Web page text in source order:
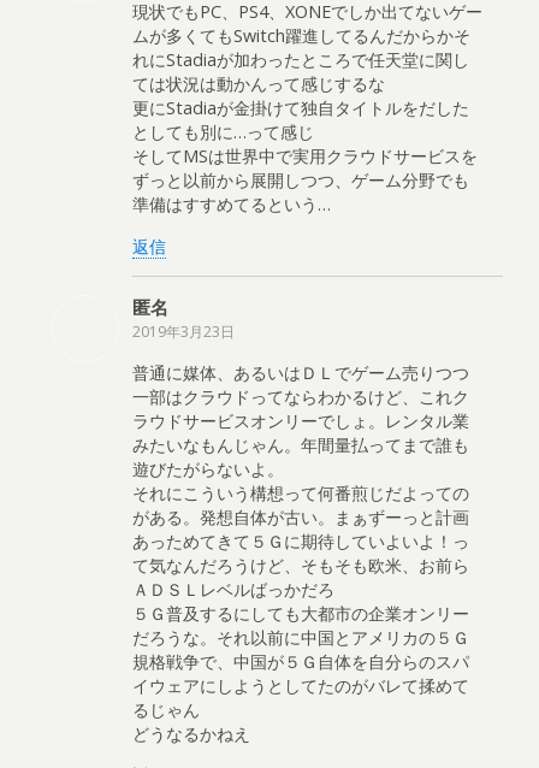
現状でもPC、PS4、XONEでしか出てないゲー
ムが多くてもSwitch躍進してるんだからかそ
れにStadiaが加わったところで任天堂に関し
ては状況は動かんって感じするな
更にStadiaが金掛けて独自タイトルをだした
としても別に…って感じ
そしてMSは世界中で実用クラウドサービスを
ずっと以前から展開しつつ、ゲーム分野でも
準備はすすめてるという…
返信
匿名
2019年3月23日
普通に媒体、あるいはＤＬでゲーム売りつつ
一部はクラウドってならわかるけど、これク
ラウドサービスオンリーでしょ。レンタル業
みたいなもんじゃん。年間量払ってまで誰も
遊びたがらないよ。
それにこういう構想って何番煎じだよっての
がある。発想自体が古い。まぁずーっと計画
あっためてきて５Ｇに期待していよいよ！っ
て気なんだろうけど、そもそも欧米、お前ら
ＡＤＳＬレベルばっかだろ
５Ｇ普及するにしても大都市の企業オンリー
だろうな。それ以前に中国とアメリカの５Ｇ
規格戦争で、中国が５Ｇ自体を自分らのスパ
イウェアにしようとしてたのがバレて揉めて
るじゃん
どうなるかねえ